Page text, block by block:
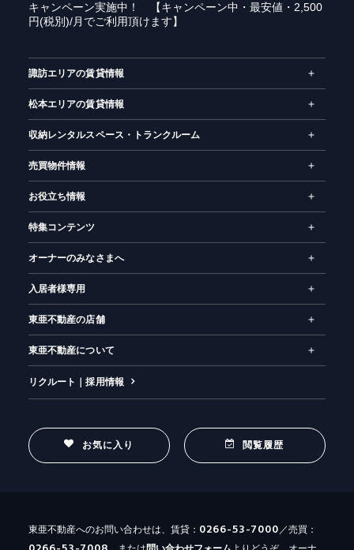
ー
ム
キャンペーン実施中！ 【キャンペーン中・最安値・2,500
円(税別)/月でご利用頂けます】
諏訪エリアの賃貸情報
松本エリアの賃貸情報
収納レンタルスペース・トランクルーム
売買物件情報
お役立ち情報
特集コンテンツ
オーナーのみなさまへ
入居者様専用
東亜不動産の店舗
東亜不動産について
リクルート｜採用情報
お気に入り 閲覧履歴
東亜不動産へのお問い合わせは、賃貸： 0266-53-7000／売買：